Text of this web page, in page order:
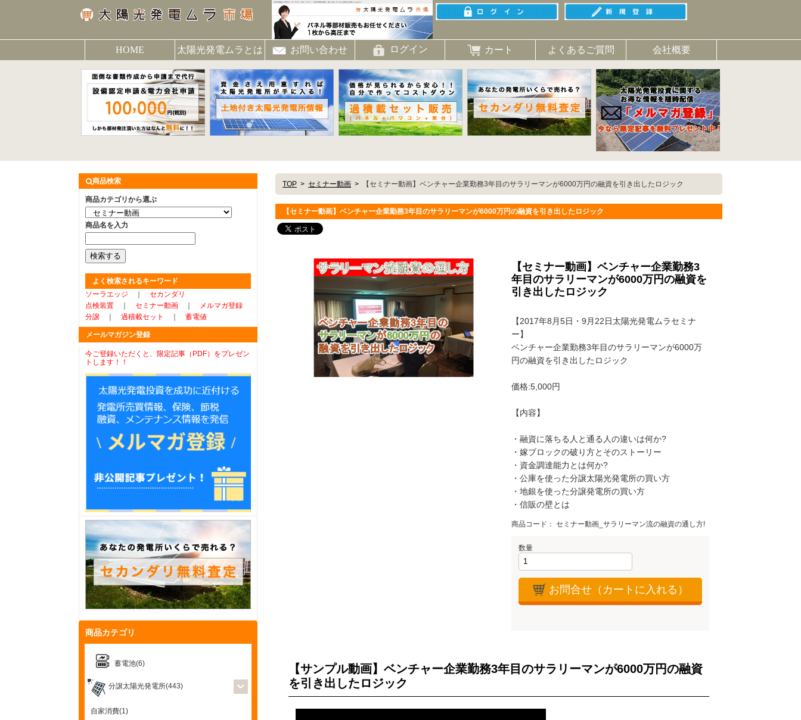
HOME 太陽光発電ムラとは お問い合わせ ログイン カート よくあるご質問 会社概要
TOP セミナー動画 【セミナー動画】ベンチャー企業勤務3年目のサラリーマンが6000万円の融資を引き出したロジック
【セミナー動画】ベンチャー企業勤務3年目のサラリーマンが6000万円の融資を引き出したロジック
【セミナー動画】ベンチャー企業勤務3
年目のサラリーマンが6000万円の融資を
引き出したロジック
【2017年8月5日・9月22日太陽光発電ムラセミナ
ー】
ベンチャー企業勤務3年目のサラリーマンが6000万
円の融資を引き出したロジック
価格:5,000円
【内容】
・融資に落ちる人と通る人の違いは何か?
・嫁ブロックの破り方とそのストーリー
・資金調達能力とは何か?
・公庫を使った分譲太陽光発電所の買い方
・地銀を使った分譲発電所の買い方
・信販の壁とは
商品コード：セミナー動画_サラリーマン流の融資の通し方!
数量
お問合せ（カートに入れる）
【サンプル動画】ベンチャー企業勤務3年目のサラリーマンが6000万円の融資
を引き出したロジック
商品検索
商品カテゴリから選ぶ
商品名を入力
よく検索されるキーワード
ソーラエッジ
セカンダリ
点検装置｜ セミナー動画｜
メルマガ登録
分譲｜ 過積載セット 蓄電値
メールマガジン登録
今ご登録いただくと、限定記事（PDF）をプレゼン
トします！！
商品カテゴリ
蓄電池(6)
分譲太陽光発電所(443)
自家消費(1)